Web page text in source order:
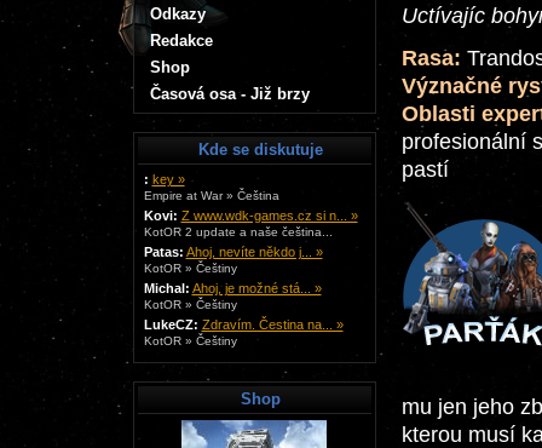
Uctívajíc
Rasa:
Význačné
Oblasti
profesionální
pastí
mu jen jeho
kterou musí
Odkazy
Redakce
Shop
Časová osa - Již brzy
Kde se diskutuje
: key »
Empire at War » Čeština
Kovi: Z www.wdk-games.cz si n... »
KotOR 2 update a naše čeština...
Patas: Ahoj, nevíte někdo j... »
KotOR » Češtiny
Michal: Ahoj, je možné stá... »
KotOR » Češtiny
LukeCZ: Zdravím. Čestina na... »
KotOR » Češtiny
Shop